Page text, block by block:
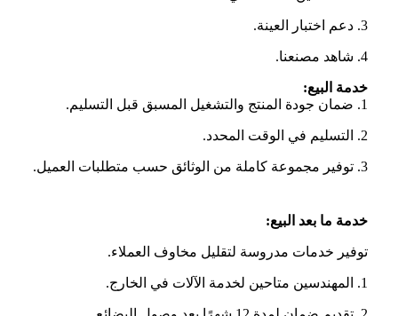
3. دعم اختبار العينة.
4. شاهد مصنعنا.
خدمة البيع:
1. ضمان جودة المنتج والتشغيل المسبق قبل التسليم.
2. التسليم في الوقت المحدد.
3. توفير مجموعة كاملة من الوثائق حسب متطلبات العميل.
خدمة ما بعد البيع:
توفير خدمات مدروسة لتقليل مخاوف العملاء.
1. المهندسين متاحين لخدمة الآلات في الخارج.